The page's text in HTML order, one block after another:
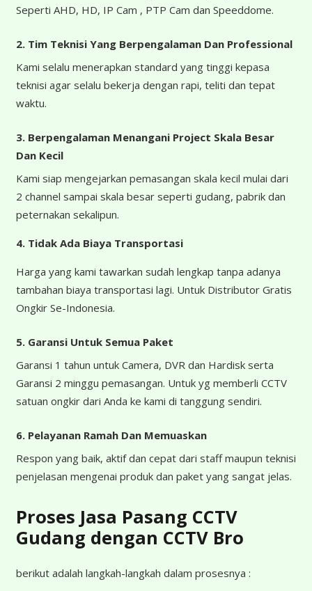
Seperti AHD, HD, IP Cam , PTP Cam dan Speeddome.
2. Tim Teknisi Yang Berpengalaman Dan Professional
Kami selalu menerapkan standard yang tinggi kepasa
teknisi agar selalu bekerja dengan rapi, teliti dan tepat
waktu.
3. Berpengalaman Menangani Project Skala Besar
Dan Kecil
Kami siap mengejarkan pemasangan skala kecil mulai dari
2 channel sampai skala besar seperti gudang, pabrik dan
peternakan sekalipun.
4. Tidak Ada Biaya Transportasi
Harga yang kami tawarkan sudah lengkap tanpa adanya
tambahan biaya transportasi lagi. Untuk Distributor Gratis
Ongkir Se-Indonesia.
5. Garansi Untuk Semua Paket
Garansi 1 tahun untuk Camera, DVR dan Hardisk serta
Garansi 2 minggu pemasangan. Untuk yg memberli CCTV
satuan ongkir dari Anda ke kami di tanggung sendiri.
6. Pelayanan Ramah Dan Memuaskan
Respon yang baik, aktif dan cepat dari staff maupun teknisi
penjelasan mengenai produk dan paket yang sangat jelas.
Proses Jasa Pasang CCTV
Gudang dengan CCTV Bro
berikut adalah langkah-langkah dalam prosesnya :